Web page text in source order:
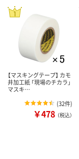
【マスキングテープ】 カモ
井加工紙 「現場のチカラ」
マスキ…
(32件)
￥478 （税込）